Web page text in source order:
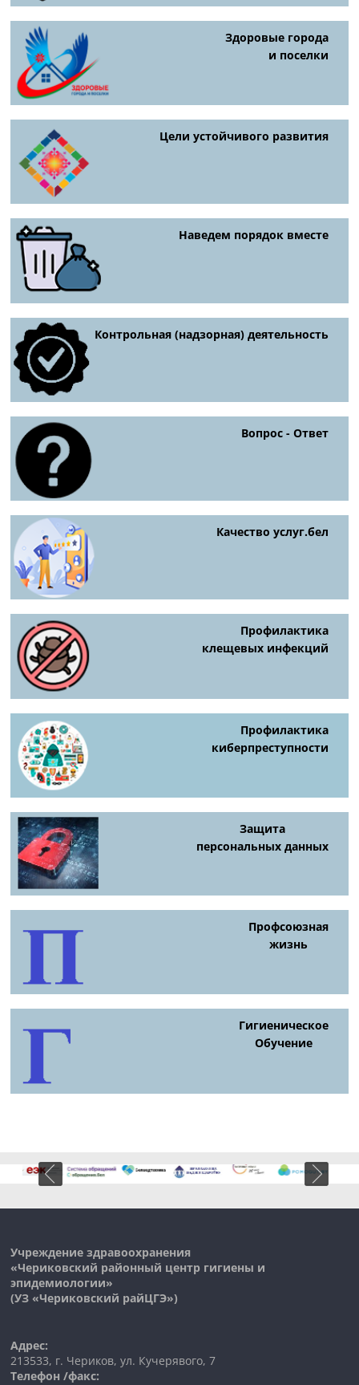
Здоровые города
и поселки
Цели устойчивого развития
Наведем порядок вместе
Контрольная (надзорная) деятельность
Вопрос - Ответ
Качество услуг.бел
Профилактика
клещевых инфекций
Профилактика
киберпреступности
Защита
персональных данных
Профсоюзная
жизнь
Гигиеническое
Обучение
Учреждение здравоохранения
«Чериковский районный центр гигиены и
эпидемиологии»
(УЗ «Чериковский райЦГЭ»)
Адрес:
213533, г. Чериков, ул. Кучерявого, 7
Телефон /факс: